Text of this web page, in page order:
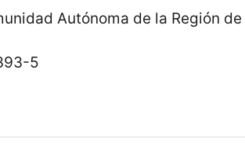
Autónoma de la Región
5